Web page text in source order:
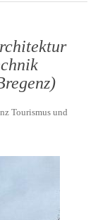
Tourismus und